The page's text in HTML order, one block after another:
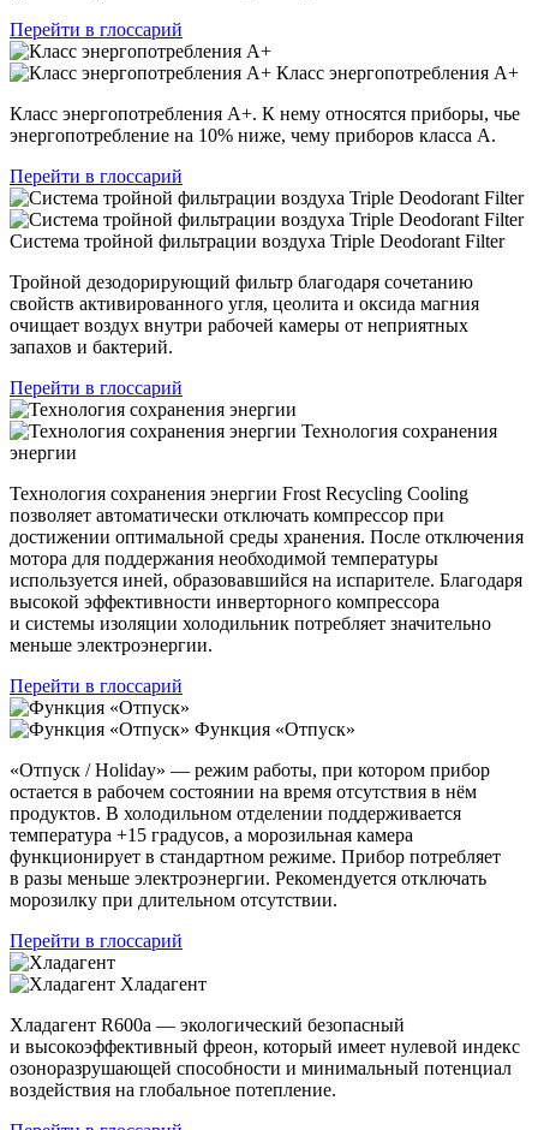
Перейти в глоссарий
Класс энергопотребления А+
Класс энергопотребления А+. К нему относятся приборы, чье
энергопотребление на 10% ниже, чему приборов класса А.
Перейти в глоссарий
Система тройной фильтрации воздуха Triple Deodorant Filter
Тройной дезодорирующий фильтр благодаря сочетанию
свойств активированного угля, цеолита и оксида магния
очищает воздух внутри рабочей камеры от неприятных
запахов и бактерий.
Перейти в глоссарий
Технология сохранения
энергии
Технология сохранения энергии Frost Recycling Cooling
позволяет автоматически отключать компрессор при
достижении оптимальной среды хранения. После отключения
мотора для поддержания необходимой температуры
используется иней, образовавшийся на испарителе. Благодаря
высокой эффективности инверторного компрессора
и системы изоляции холодильник потребляет значительно
меньше электроэнергии.
Перейти в глоссарий
Функция «Отпуск»
«Отпуск / Holiday» — режим работы, при котором прибор
остается в рабочем состоянии на время отсутствия в нём
продуктов. В холодильном отделении поддерживается
температура +15 градусов, а морозильная камера
функционирует в стандартном режиме. Прибор потребляет
в разы меньше электроэнергии. Рекомендуется отключать
морозилку при длительном отсутствии.
Перейти в глоссарий
Хладагент
Хладагент R600a — экологический безопасный
и высокоэффективный фреон, который имеет нулевой индекс
озоноразрушающей способности и минимальный потенциал
воздействия на глобальное потепление.